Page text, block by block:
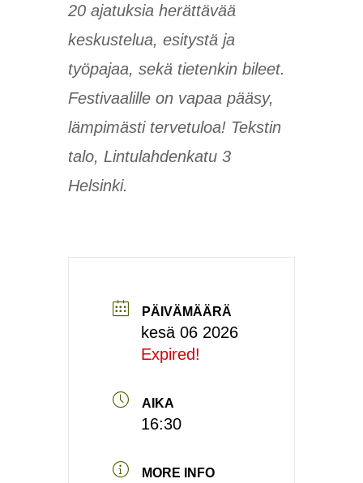
20 ajatuksia herättävää
keskustelua, esitystä ja
työpajaa, sekä tietenkin bileet.
Festivaalille on vapaa pääsy,
lämpimästi tervetuloa! Tekstin
talo, Lintulahdenkatu 3
Helsinki.
PÄIVÄMÄÄRÄ
kesä 06 2026
Expired!
AIKA
16:30
MORE INFO